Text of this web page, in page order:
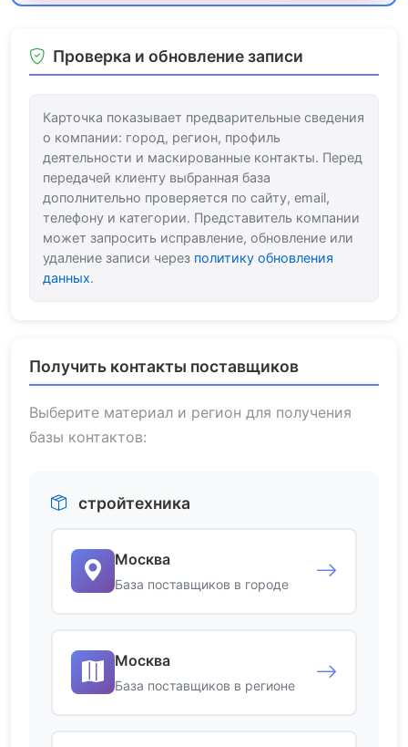
Проверка и обновление записи
Карточка показывает предварительные сведения
о компании: город, регион, профиль
деятельности и маскированные контакты. Перед
передачей клиенту выбранная база
дополнительно проверяется по сайту, email,
телефону и категории. Представитель компании
может запросить исправление, обновление или
удаление записи через политику обновления
данных.
Получить контакты поставщиков
Выберите материал и регион для получения
базы контактов:
стройтехника
Москва
База поставщиков в городе
Москва
База поставщиков в регионе